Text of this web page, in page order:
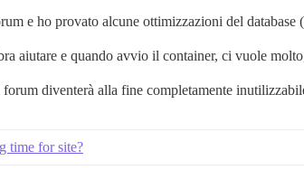
e ho provato alcune ottimizzazioni del
aiutare e quando avvio il container, ci vuole
diventerà alla fine completamente
time for site?